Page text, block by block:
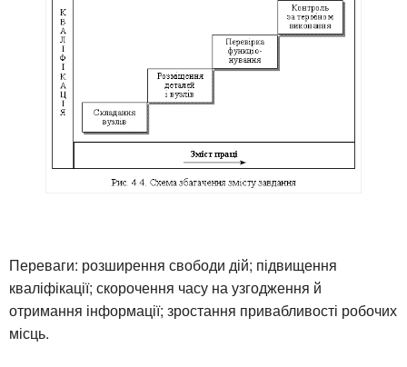
Переваги: розширення свободи дій; підвищення
кваліфікації; скорочення часу на узгодження й
отримання інформації; зростання привабливості робочих
місць.